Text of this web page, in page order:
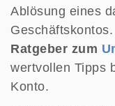
Ablösung eines
Ratgeber zum
wertvollen Tipps
Konto.